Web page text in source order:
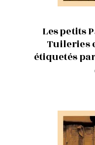
Les petits
Tuileries
étiquetés